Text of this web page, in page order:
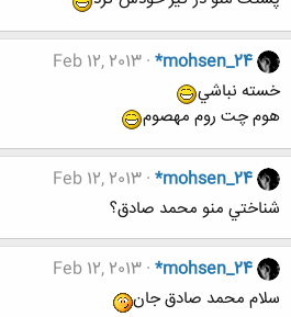
*mohsen_24
Feb 12, 2013
خسته نباشي
هوم چت روم مهصوم
*mohsen_24
Feb 12, 2013
شناختي منو محمد صادق؟
*mohsen_24
Feb 12, 2013
سلام محمد صادق جان